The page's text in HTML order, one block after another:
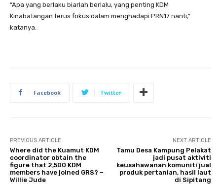
“Apa yang berlaku biarlah berlalu, yang penting KDM
Kinabatangan terus fokus dalam menghadapi PRN17 nanti,”
katanya.
Facebook Twitter
PREVIOUS ARTICLE
Where did the Kuamut KDM
coordinator obtain the
figure that 2,500 KDM
members have joined GRS? –
Willie Jude
NEXT ARTICLE
Tamu Desa Kampung Pelakat
jadi pusat aktiviti
keusahawanan komuniti jual
produk pertanian, hasil laut
di Sipitang